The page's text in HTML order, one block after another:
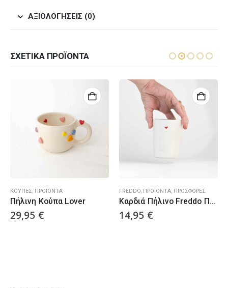
ΑΞΙΟΛΟΓΉΣΕΙΣ (0)
ΣΧΕΤΙΚΆ ΠΡΟΪΌΝΤΑ
ΚΟΎΠΕΣ, ΠΡΟΪΌΝΤΑ
Πήλινη Κούπα Lover
29,95 €
FREDDO, ΠΡΟΪΌΝΤΑ, ΠΡΟΣΦΟΡΈΣ
Καρδιά Πήλινο Freddo Ποτήρι
14,95 €